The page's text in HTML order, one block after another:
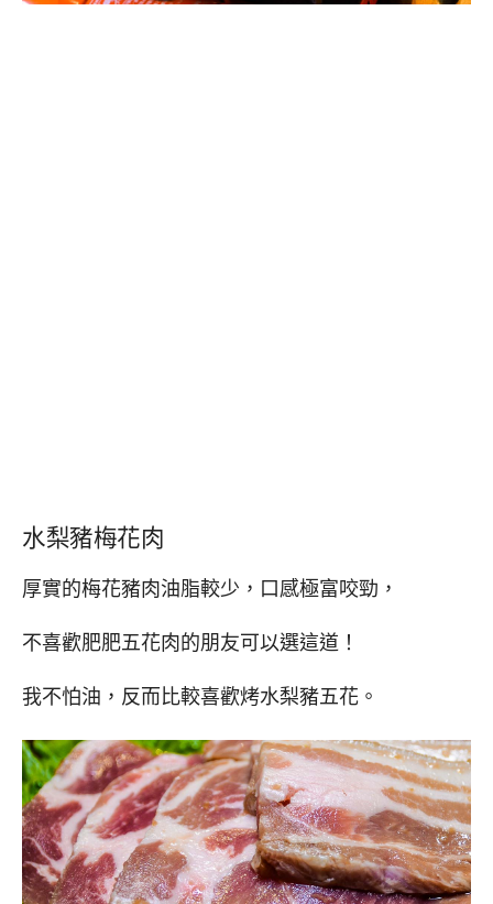
水梨豬梅花肉
厚實的梅花豬肉油脂較少，口感極富咬勁，
不喜歡肥肥五花肉的朋友可以選這道！
我不怕油，反而比較喜歡烤水梨豬五花。